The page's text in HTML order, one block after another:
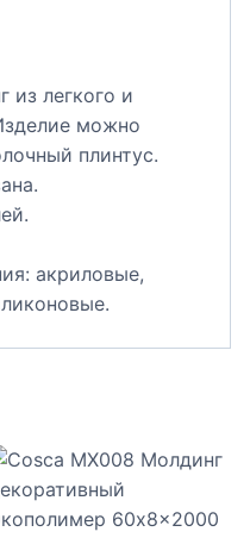
из легкого и
можно
плинтус.
акриловые,